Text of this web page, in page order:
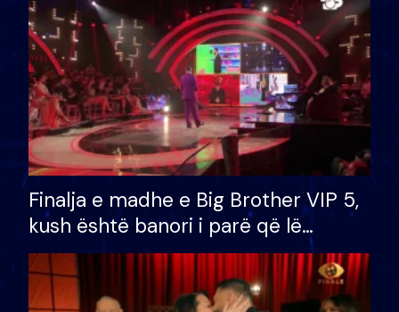
Finalja e madhe e Big Brother VIP 5,
kush është banori i parë që lë
shtëpinë dhe humb mundësinë për
të fituar çmimin e madh